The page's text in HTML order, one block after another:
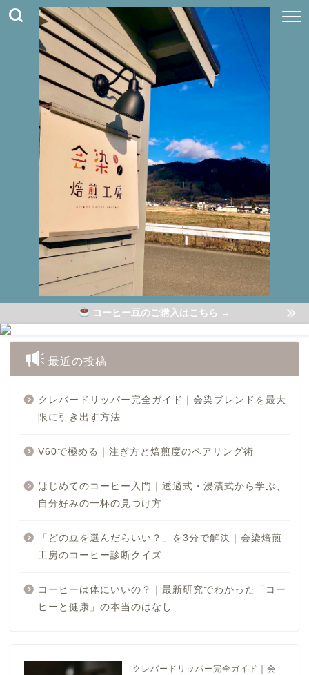
コーヒー豆のご購入はこちら →
最近の投稿
クレバードリッパー完全ガイド｜会染ブレンドを最大
限に引き出す方法
V60で極める｜注ぎ方と焙煎度のペアリング術
はじめてのコーヒー入門｜透過式・浸漬式から学ぶ、
自分好みの一杯の見つけ方
「どの豆を選んだらいい？」を3分で解決｜会染焙煎
工房のコーヒー診断クイズ
コーヒーは体にいいの？｜最新研究でわかった「コー
ヒーと健康」の本当のはなし
クレバードリッパー完全ガイド｜会